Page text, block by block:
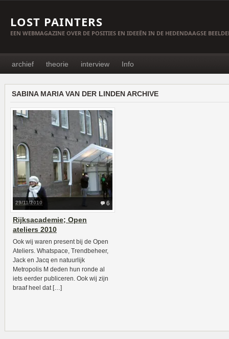
LOST PAINTERS
EEN WEBMAGAZINE OVER DE POSITIES EN IDEEËN IN DE HEDENDAAGSE
archief theorie interview Info
SABINA MARIA VAN DER LINDEN ARCHIVE
6
29/11/2010
Rijksacademie; Open
ateliers 2010
Ook wij waren present bij de Open
Ateliers. Whatspace, Trendbeheer,
Jack en Jacq en natuurlijk
Metropolis M deden hun ronde al
iets eerder publiceren. Ook wij zijn
braaf heel dat […]